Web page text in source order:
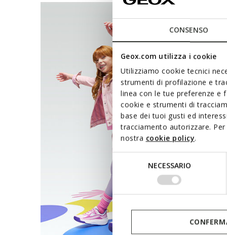
CONSENSO
Geox.com utilizza i cookie
Utilizziamo cookie tecnici
strumenti di profilazione e
linea con le tue preferenze e
cookie e strumenti di
base dei tuoi gusti ed
tracciamento autorizzare.
nostra cookie policy.
NECESSARIO